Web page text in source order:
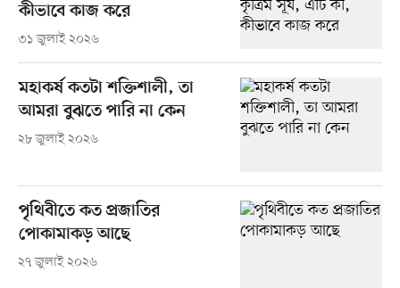
কীভাবে কাজ করে
৩১ জুলাই ২০২৬
মহাকর্ষ কতটা শক্তিশালী, তা
আমরা বুঝতে পারি না কেন
২৮ জুলাই ২০২৬
পৃথিবীতে কত প্রজাতির
পোকামাকড় আছে
২৭ জুলাই ২০২৬